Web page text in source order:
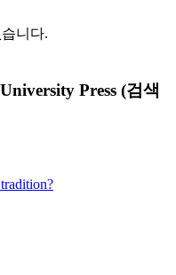
니다.
Press (검색